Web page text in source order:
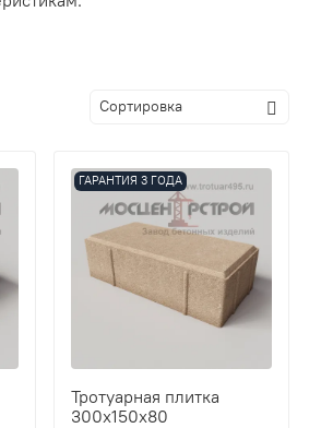
ГАРАНТИЯ 3 ГОДА
Тротуарная плитка
300х150х80